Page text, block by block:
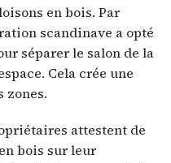
en bois. Par
scandinave a opté
séparer le salon de la
Cela crée une
attestent de
bois sur leur